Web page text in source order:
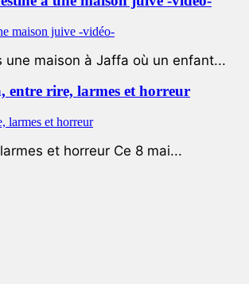
maison à Jaffa où un enfant...
entre rire, larmes et horreur
et horreur Ce 8 mai...